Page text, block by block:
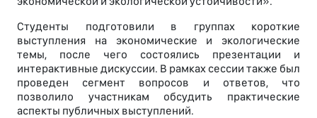
Cтуденты подготовили в группах короткие
выступления на экономические и экологические
темы, после чего состоялись презентации и
интерактивные дискуссии. В рамках сессии также был
проведен сегмент вопросов и ответов, что
позволило участникам обсудить практические
аспекты публичных выступлений.